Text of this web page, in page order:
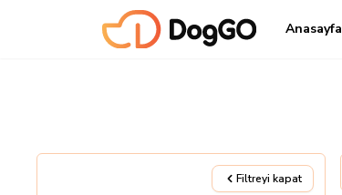
Anasayfa
Filtreyi kapat